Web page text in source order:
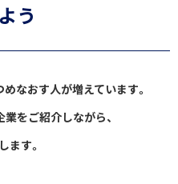
う
なおす人が増えています。
をご紹介しながら、
ます。